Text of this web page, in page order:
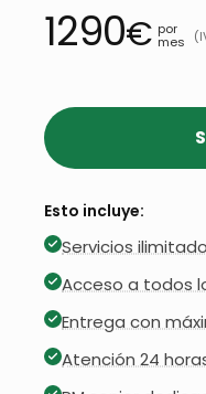
1290€ por
mes
Esto incluye:
Servicios
Acceso a todos
Entrega con
Atención 24